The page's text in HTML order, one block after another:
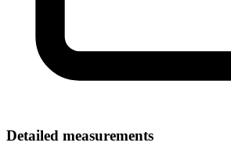
Detailed measurements